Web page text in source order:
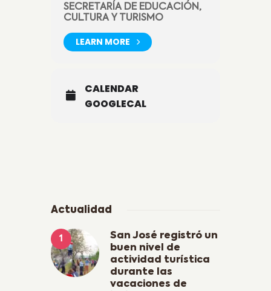
SECRETARÍA DE EDUCACIÓN,
CULTURA Y TURISMO
LEARN MORE
CALENDAR
GOOGLECAL
Actualidad
San José registró un
buen nivel de
actividad turística
durante las
vacaciones de